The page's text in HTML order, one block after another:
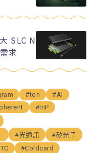
SLC N
求
#ton
#AI
#InP
#光通訊
#矽光子
#Coldcard